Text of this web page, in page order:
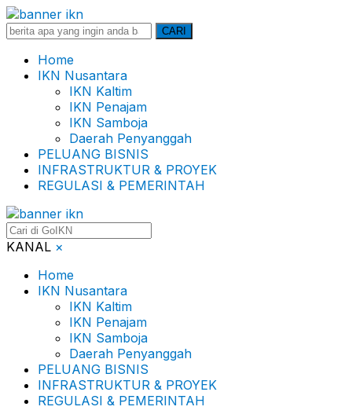
Search
CARI
Home
IKN Nusantara
IKN Kaltim
IKN Penajam
IKN Samboja
Daerah Penyanggah
PELUANG BISNIS
INFRASTRUKTUR & PROYEK
REGULASI & PEMERINTAH
KANAL ×
Home
IKN Nusantara
IKN Kaltim
IKN Penajam
IKN Samboja
Daerah Penyanggah
PELUANG BISNIS
INFRASTRUKTUR & PROYEK
REGULASI & PEMERINTAH